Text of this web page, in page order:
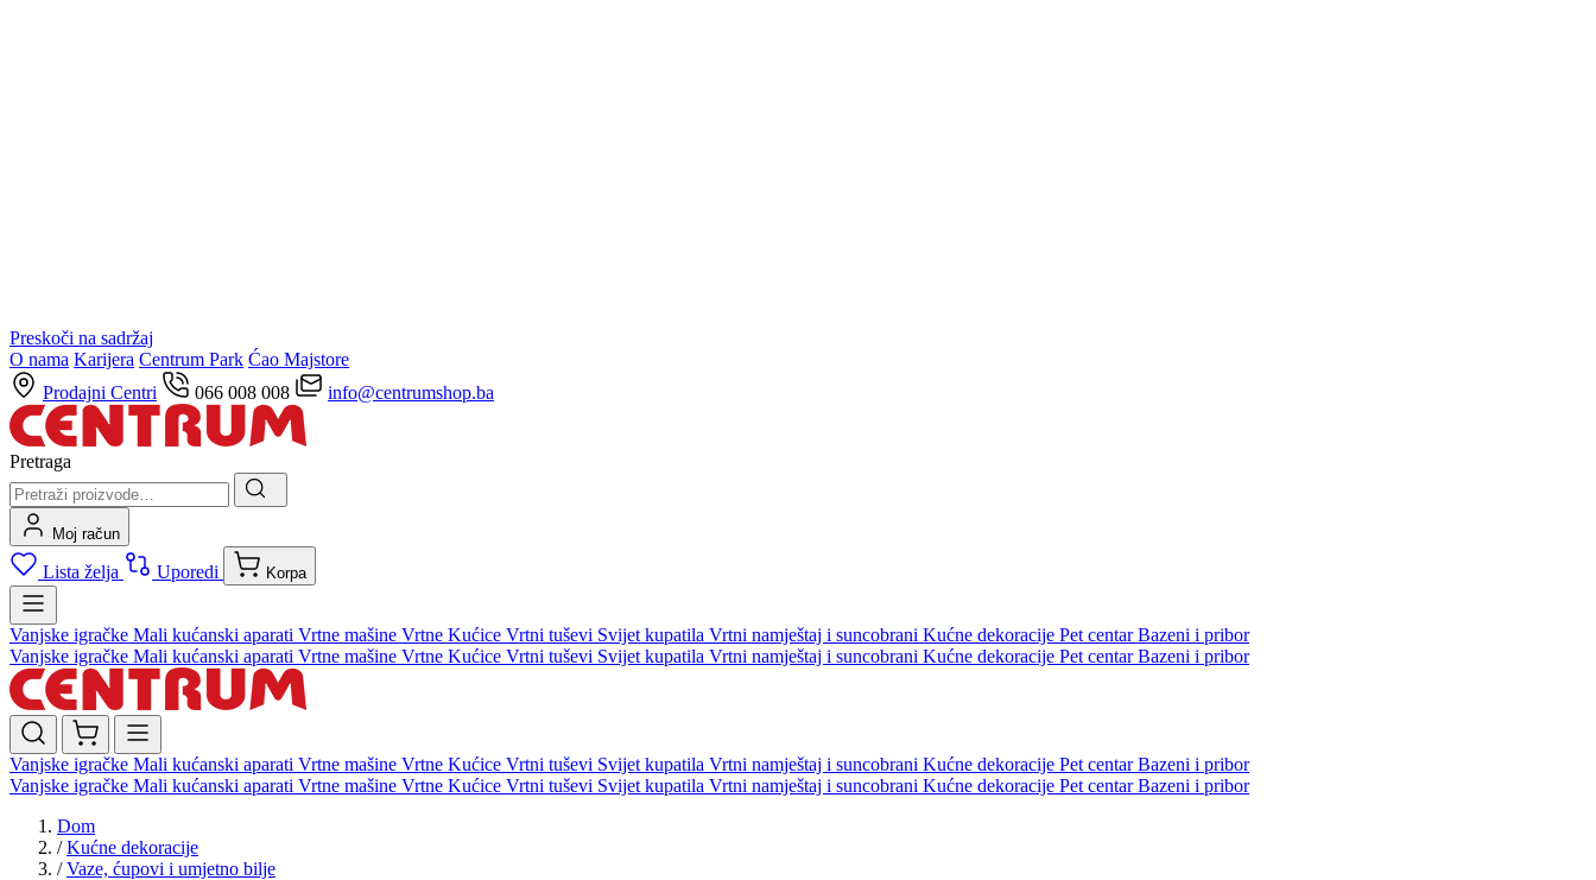
Preskoči na sadržaj
O nama Karijera Centrum Park Ćao Majstore
Prodajni Centri
066 008 008 info@centrumshop.ba
Pretraga
Moj račun
Lista želja Uporedi Korpa
Vanjske igračke Mali kućanski aparati Vrtne mašine Vrtne Kućice Vrtni tuševi Svijet kupatila Vrtni namještaj i suncobrani Kućne dekoracije Pet centarBazeni i pribor
Vanjske igračke Mali kućanski aparati Vrtne mašine Vrtne Kućice Vrtni tuševi Svijet kupatila Vrtni namještaj i suncobrani Kućne dekoracije Pet centarBazeni i pribor
Vanjske igračke Mali kućanski aparati Vrtne mašine Vrtne Kućice Vrtni tuševi Svijet kupatila Vrtni namještaj i suncobrani Kućne dekoracije Pet centarBazeni i pribor
Vanjske igračke Mali kućanski aparati Vrtne mašine Vrtne Kućice Vrtni tuševi Svijet kupatila Vrtni namještaj i suncobrani Kućne dekoracije Pet centarBazeni i pribor
Dom
/ Kućne dekoracije
/ Vaze, ćupovi i umjetno bilje